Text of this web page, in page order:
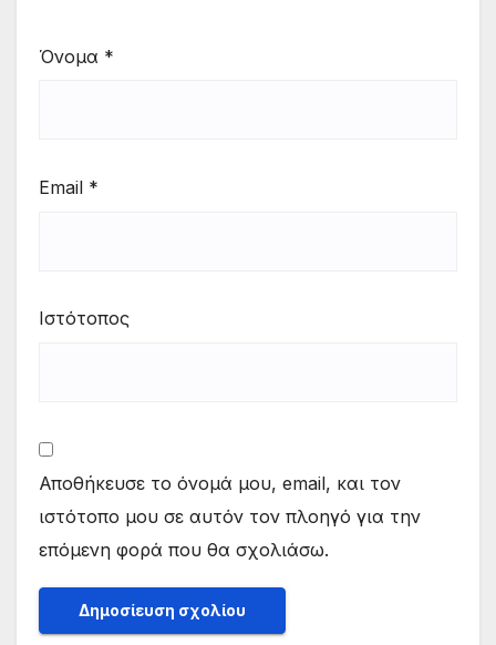
Όνομα *
Email *
Ιστότοπος
Αποθήκευσε το όνομά μου, email, και τον
ιστότοπο μου σε αυτόν τον πλοηγό για την
επόμενη φορά που θα σχολιάσω.